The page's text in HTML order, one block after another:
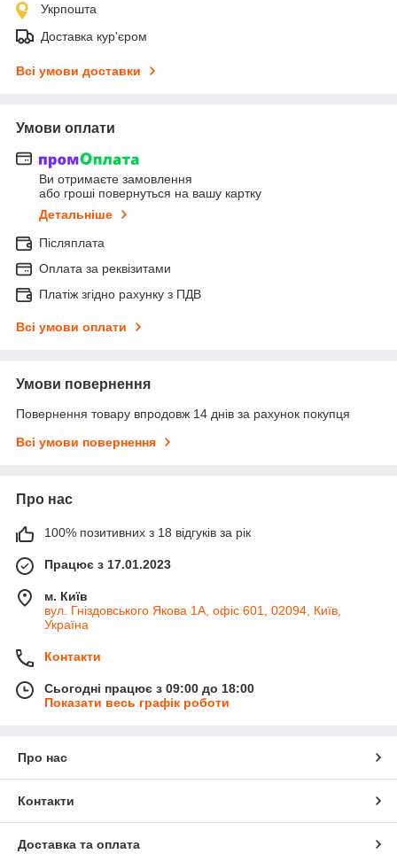
Укрпошта
Доставка кур'єром
Всі умови доставки
Умови оплати
Ви отримаєте замовлення
або гроші повернуться на вашу картку
Детальніше
Післяплата
Оплата за реквізитами
Платіж згідно рахунку з ПДВ
Всі умови оплати
Умови повернення
Повернення товару впродовж 14 днів за рахунок покупця
Всі умови повернення
Про нас
100% позитивних з 18 відгуків за рік
Працює з 17.01.2023
м. Київ
вул. Гніздовського Якова 1А, офіс 601, 02094, Київ,
Україна
Контакти
Сьогодні працює з 09:00 до 18:00
Показати весь графік роботи
Про нас
Контакти
Доставка та оплата